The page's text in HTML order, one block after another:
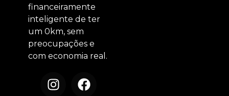
financeiramente
inteligente de ter
um 0km, sem
preocupações e
com economia real.